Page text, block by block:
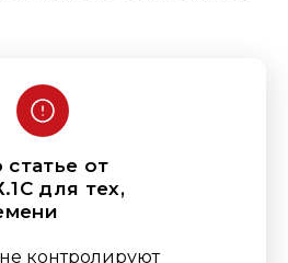
от
для тех,
контролируют